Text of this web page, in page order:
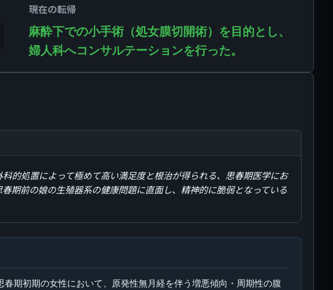
現在の転帰
麻酔下での小手術（処女膜切開術）を目的とし、
婦人科へコンサルテーションを行った。
的処置によって極めて高い満足度と根治が得られる、思春期医学にお
期前の娘の生殖器系の健康問題に直面し、精神的に脆弱となっている
期初期の女性において、原発性無月経を伴う増悪傾向・周期性の腹